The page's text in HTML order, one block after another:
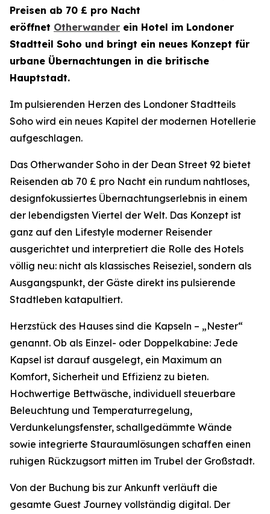
Preisen ab 70 £ pro Nacht
eröffnet Otherwander ein Hotel im Londoner
Stadtteil Soho und bringt ein neues Konzept für
urbane Übernachtungen in die britische
Hauptstadt.
Im pulsierenden Herzen des Londoner Stadtteils
Soho wird ein neues Kapitel der modernen Hotellerie
aufgeschlagen.
Das Otherwander Soho in der Dean Street 92 bietet
Reisenden ab 70 £ pro Nacht ein rundum nahtloses,
designfokussiertes Übernachtungserlebnis in einem
der lebendigsten Viertel der Welt. Das Konzept ist
ganz auf den Lifestyle moderner Reisender
ausgerichtet und interpretiert die Rolle des Hotels
völlig neu: nicht als klassisches Reiseziel, sondern als
Ausgangspunkt, der Gäste direkt ins pulsierende
Stadtleben katapultiert.
Herzstück des Hauses sind die Kapseln – „Nester“
genannt. Ob als Einzel- oder Doppelkabine: Jede
Kapsel ist darauf ausgelegt, ein Maximum an
Komfort, Sicherheit und Effizienz zu bieten.
Hochwertige Bettwäsche, individuell steuerbare
Beleuchtung und Temperaturregelung,
Verdunkelungsfenster, schallgedämmte Wände
sowie integrierte Stauraumlösungen schaffen einen
ruhigen Rückzugsort mitten im Trubel der Großstadt.
Von der Buchung bis zur Ankunft verläuft die
gesamte Guest Journey vollständig digital. Der